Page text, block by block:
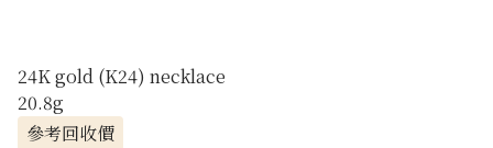
24K gold (K24) necklace
20.8g
參考回收價